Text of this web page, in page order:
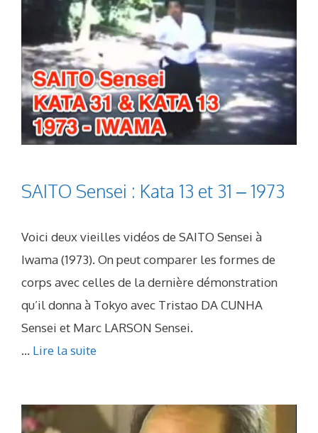
SAITO Sensei : Kata 13 et 31 – 1973
Voici deux vieilles vidéos de SAITO Sensei à
Iwama (1973). On peut comparer les formes de
corps avec celles de la dernière démonstration
qu’il donna à Tokyo avec Tristao DA CUNHA
Sensei et Marc LARSON Sensei.
... Lire la suite